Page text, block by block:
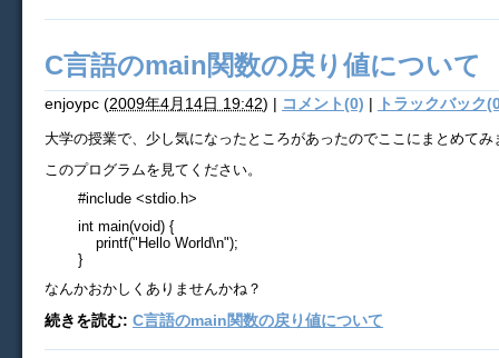
C言語のmain関数の戻り値について
enjoypc (2009年4月14日 19:42) | コメント(0) | トラックバック
大学の授業で、少し気になったところがあったのでここにまとめてみ
このプログラムを見てください。
#include <stdio.h>
int main(void) {
printf("Hello World\n");
}
なんかおかしくありませんかね？
続きを読む: C言語のmain関数の戻り値について